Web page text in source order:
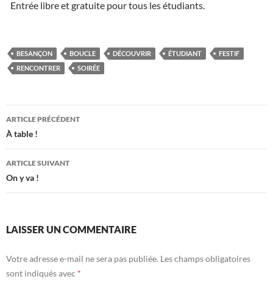
Entrée libre et gratuite pour tous les étudiants.
BESANÇON BOUCLE DÉCOUVRIR ÉTUDIANT
FESTIF
RENCONTRER
SOIRÉE
Navigation
des
articles
ARTICLE PRÉCÉDENT
À table !
ARTICLE SUIVANT
On y va !
LAISSER UN COMMENTAIRE
Votre adresse e-mail ne sera pas publiée. Les champs obligatoires
sont indiqués avec *